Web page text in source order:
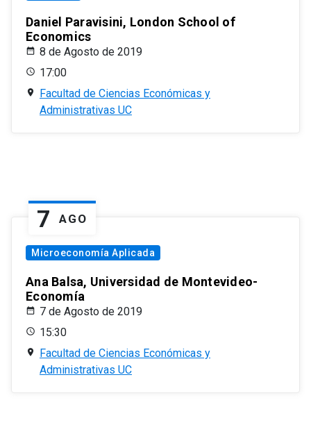
Daniel Paravisini, London School of
Economics
8 de Agosto de 2019
17:00
Facultad de Ciencias Económicas y
Administrativas UC
7 AGO
Microeconomía Aplicada
Ana Balsa, Universidad de Montevideo-
Economía
7 de Agosto de 2019
15:30
Facultad de Ciencias Económicas y
Administrativas UC